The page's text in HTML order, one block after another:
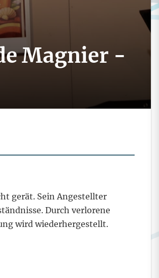
Magnier -
gerät. Sein Angestellter
Durch verlorene
wird wiederhergestellt.